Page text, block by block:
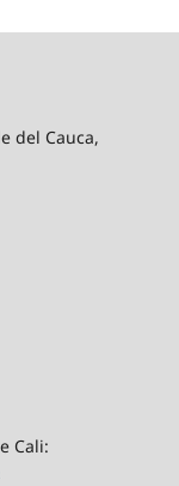
del Cauca,
Cali: